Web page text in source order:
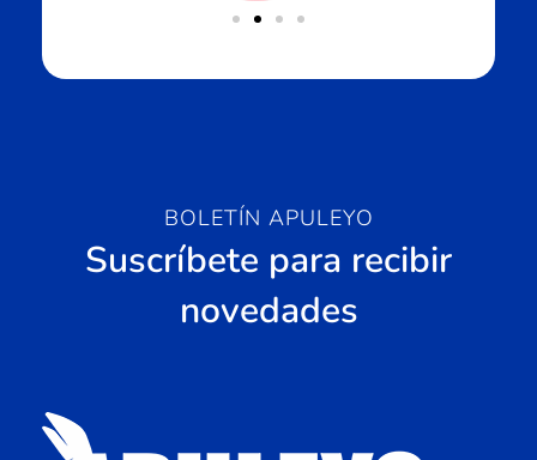
BOLETÍN APULEYO
Suscríbete para recibir
novedades